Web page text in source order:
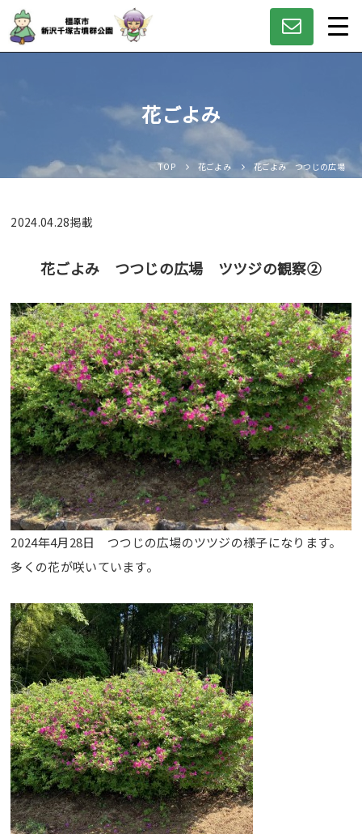
花ごよみ
TOP 花ごよみ 花ごよみ つつじの広場
2024.04.28掲載
花ごよみ つつじの広場 ツツジの観察②
2024年4月28日 つつじの広場のツツジの様子になります。
多くの花が咲いています。